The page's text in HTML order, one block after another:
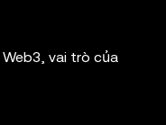
vai trò của